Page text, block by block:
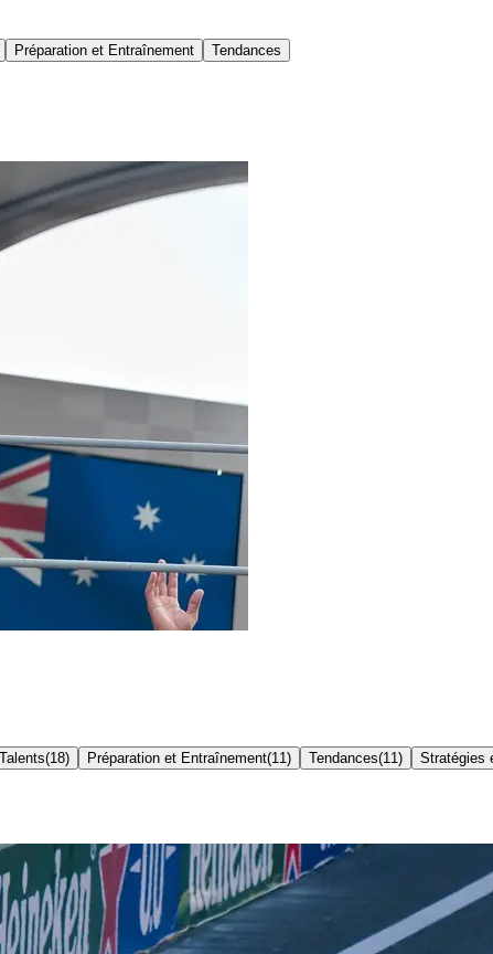
Préparation et Entraînement Tendances
(18) Préparation et Entraînement(11 ) Tendances(11 ) Stratégies